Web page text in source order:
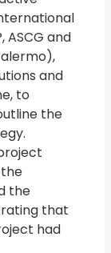
ASCG and
and
to
the
the
that
had